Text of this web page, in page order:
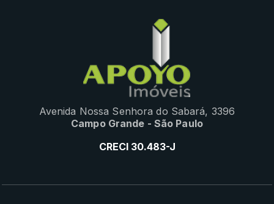
Avenida Nossa Senhora do Sabará, 3396
Campo Grande - São Paulo
CRECI 30.483-J